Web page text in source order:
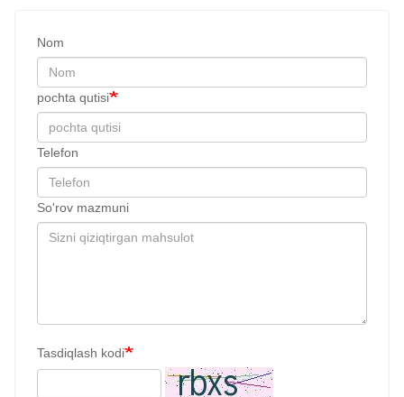
Nom
pochta qutisi
Telefon
So'rov mazmuni
Tasdiqlash kodi